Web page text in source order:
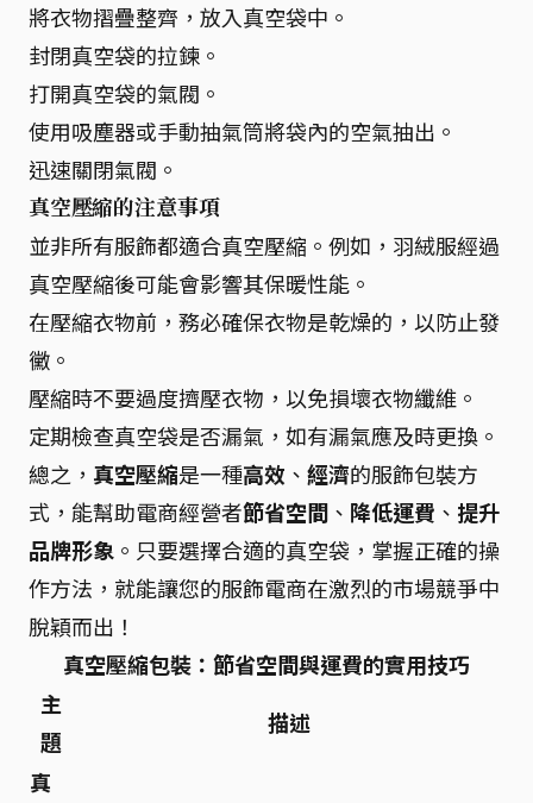
將衣物摺疊整齊，放入真空袋中。
封閉真空袋的拉鍊。
打開真空袋的氣閥。
使用吸塵器或手動抽氣筒將袋內的空氣抽出。
迅速關閉氣閥。
真空壓縮的注意事項
並非所有服飾都適合真空壓縮。例如，羽絨服經過
真空壓縮後可能會影響其保暖性能。
在壓縮衣物前，務必確保衣物是乾燥的，以防止發
黴。
壓縮時不要過度擠壓衣物，以免損壞衣物纖維。
定期檢查真空袋是否漏氣，如有漏氣應及時更換。
總之， 真空壓縮是一種高效 、 經濟的服飾包裝方
式，能幫助電商經營者節省空間 、 降低運費 、 提升
品牌形象 。只要選擇合適的真空袋，掌握正確的操
作方法，就能讓您的服飾電商在激烈的市場競爭中
脫穎而出！
真空壓縮包裝：節省空間與運費的實用技巧
主
題
描述
真